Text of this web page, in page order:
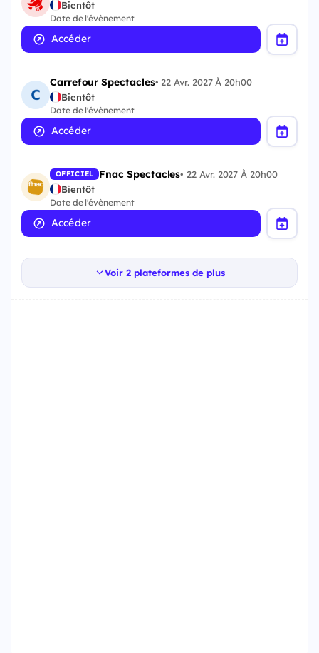
Bientôt
Date de l'évènement
Accéder
Carrefour Spectacles• 22 Avr. 2027 À 20h00
Bientôt
Date de l'évènement
Accéder
OFFICIEL Fnac Spectacles• 22 Avr. 2027 À 20h00
Bientôt
Date de l'évènement
Accéder
Voir 2 plateformes de plus